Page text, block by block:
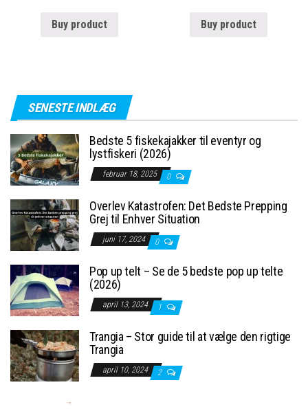
Buy product Buy product
SENESTE INDLÆG
Bedste 5 fiskekajakker til eventyr og
lystfiskeri (2026)
februar 18, 2025 0
Overlev Katastrofen: Det Bedste Prepping
Grej til Enhver Situation
juni 17, 2024 0
Pop up telt – Se de 5 bedste pop up telte
(2026)
april 13, 2024 1
Trangia – Stor guide til at vælge den rigtige
Trangia
april 10, 2024 2